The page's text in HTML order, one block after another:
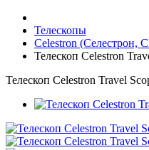
Телескопы
Celestron (Селестрон,
Телескоп Celestron
Телескоп Celestron Travel